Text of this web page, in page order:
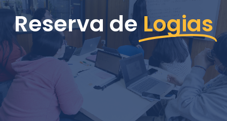
Reserva de Logias